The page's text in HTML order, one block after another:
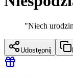
"Niech
Udostępnij